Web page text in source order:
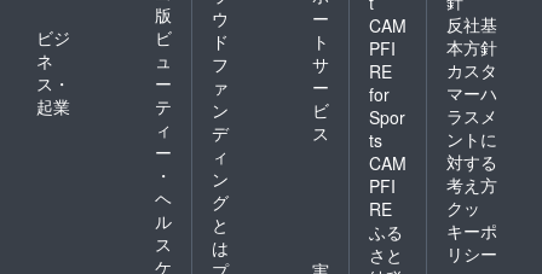
版
ビジ
ネ
ス・
起業
ビ
ュ
ー
テ
ィ
ー
・
ヘ
ル
ス
ケ
ウ
ド
フ
ァ
ン
デ
ィ
ン
グ
と
は
ー
ト
サ
ー
ビ
ス
CAM
PFI
RE
for
Spor
ts
CAM
PFI
RE
ふる
さと
反社基
本方針
カスタ
マーハ
ラスメ
ントに
対する
考え方
クッ
キーポ
リシー